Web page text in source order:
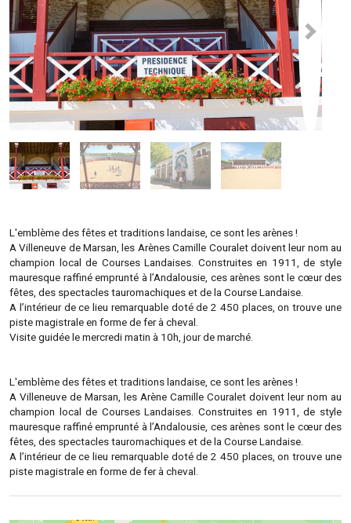
L'emblème des fêtes et traditions landaise, ce sont les arènes !
A Villeneuve de Marsan, les Arènes Camille Couralet doivent leur nom au
champion local de Courses Landaises. Construites en 1911, de style
mauresque raffiné emprunté à l’Andalousie, ces arènes sont le cœur des
fêtes, des spectacles tauromachiques et de la Course Landaise.
A l’intérieur de ce lieu remarquable doté de 2 450 places, on trouve une
piste magistrale en forme de fer à cheval.
Visite guidée le mercredi matin à 10h, jour de marché.
L'emblème des fêtes et traditions landaise, ce sont les arènes !
A Villeneuve de Marsan, les Arène Camille Couralet doivent leur nom au
champion local de Courses Landaises. Construites en 1911, de style
mauresque raffiné emprunté à l’Andalousie, ces arènes sont le cœur des
fêtes, des spectacles tauromachiques et de la Course Landaise.
A l’intérieur de ce lieu remarquable doté de 2 450 places, on trouve une
piste magistrale en forme de fer à cheval.